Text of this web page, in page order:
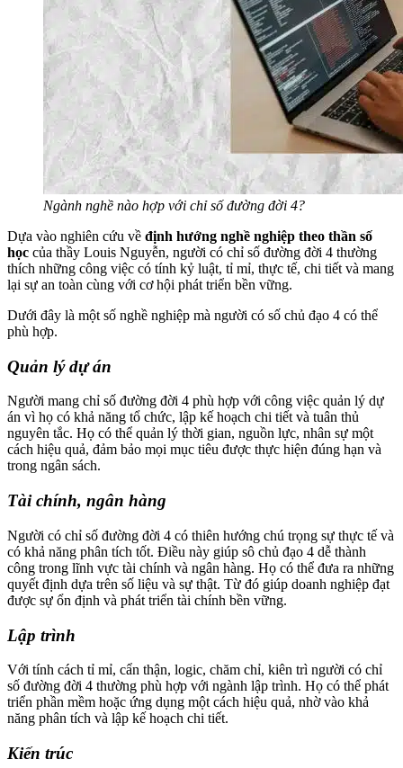
Ngành nghề nào hợp với chỉ số đường đời 4?
Dựa vào nghiên cứu về định hướng nghề nghiệp theo thần số
học của thầy Louis Nguyễn, người có chỉ số đường đời 4 thường
thích những công việc có tính kỷ luật, tỉ mỉ, thực tế, chi tiết và mang
lại sự an toàn cùng với cơ hội phát triển bền vững.
Dưới đây là một số nghề nghiệp mà người có số chủ đạo 4 có thể
phù hợp.
Quản lý dự án
Người mang chỉ số đường đời 4 phù hợp với công việc quản lý dự
án vì họ có khả năng tổ chức, lập kế hoạch chi tiết và tuân thủ
nguyên tắc. Họ có thể quản lý thời gian, nguồn lực, nhân sự một
cách hiệu quả, đảm bảo mọi mục tiêu được thực hiện đúng hạn và
trong ngân sách.
Tài chính, ngân hàng
Người có chỉ số đường đời 4 có thiên hướng chú trọng sự thực tế và
có khả năng phân tích tốt. Điều này giúp sô chủ đạo 4 dễ thành
công trong lĩnh vực tài chính và ngân hàng. Họ có thể đưa ra những
quyết định dựa trên số liệu và sự thật. Từ đó giúp doanh nghiệp đạt
được sự ổn định và phát triển tài chính bền vững.
Lập trình
Với tính cách tỉ mỉ, cẩn thận, logic, chăm chỉ, kiên trì người có chỉ
số đường đời 4 thường phù hợp với ngành lập trình. Họ có thể phát
triển phần mềm hoặc ứng dụng một cách hiệu quả, nhờ vào khả
năng phân tích và lập kế hoạch chi tiết.
Kiến trúc